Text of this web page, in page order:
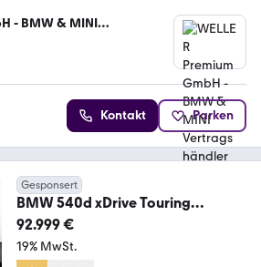
- BMW & MINI
Kontakt Parken
Gesponsert
BMW 540d xDrive Touring
MSpPro Innov Trav Comf B&W
92.999 €
19% MwSt.